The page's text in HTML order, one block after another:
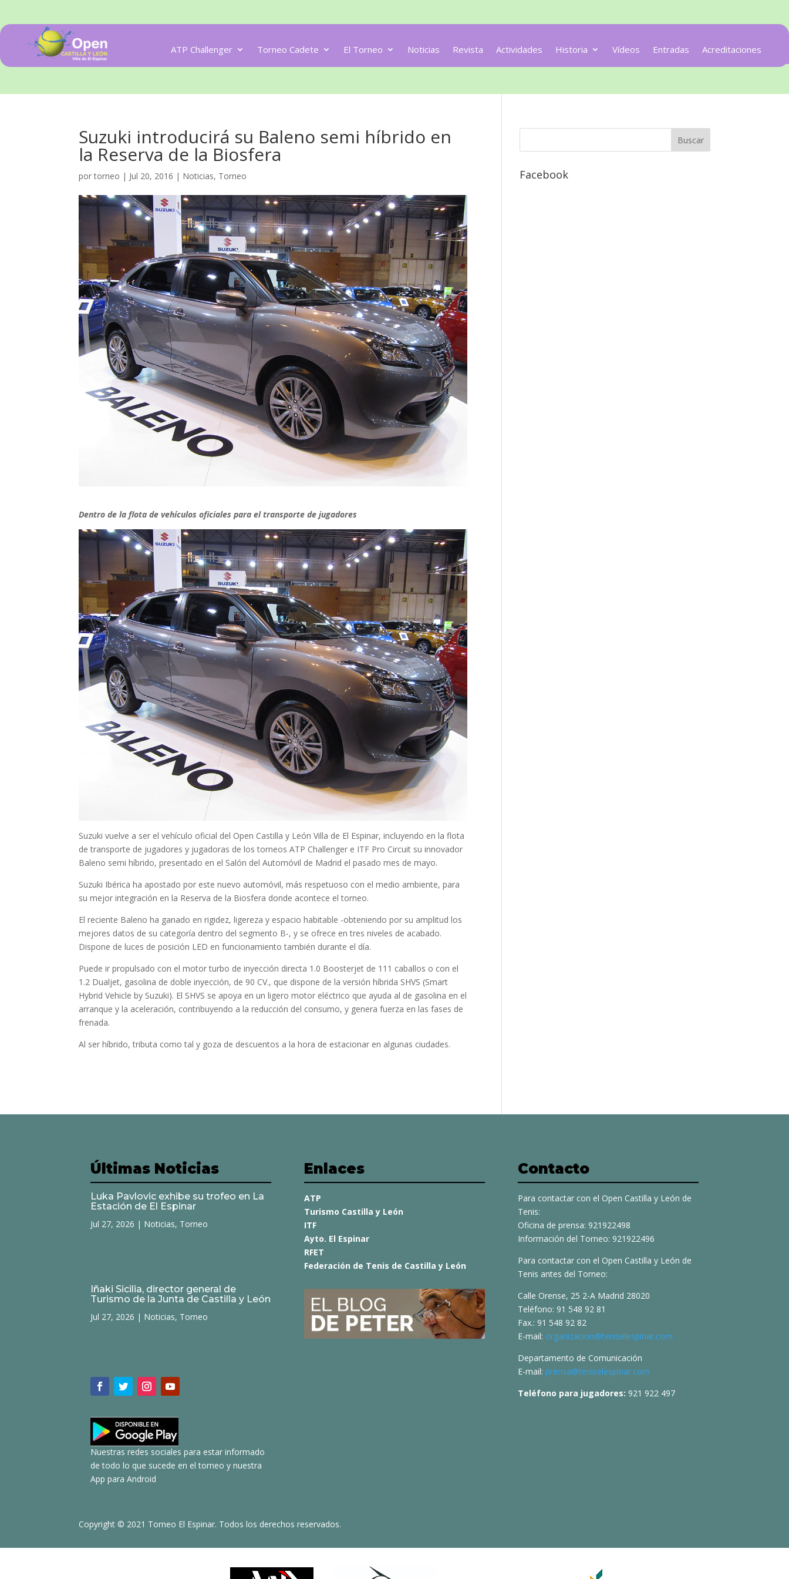
ATP Challenger Torneo Cadete El Torneo Noticias Revista Actividades Historia Vídeos Entradas Acreditaciones
Suzuki introducirá su Baleno semi híbrido en
la Reserva de la Biosfera
portorneo | Jul 20, 2016 | Noticias, Torneo
Dentro de la flota de vehículos oficiales para el transporte de jugadores
Suzuki vuelve a ser el vehículo oficial del Open Castilla y León Villa de El Espinar, incluyendo en la flota
de transporte de jugadores y jugadoras de los torneos ATP Challenger e ITF Pro Circuit su innovador
Baleno semi híbrido, presentado en el Salón del Automóvil de Madrid el pasado mes de mayo.
Suzuki Ibérica ha apostado por este nuevo automóvil, más respetuoso con el medio ambiente, para
su mejor integración en la Reserva de la Biosfera donde acontece el torneo.
El reciente Baleno ha ganado en rigidez, ligereza y espacio habitable -obteniendo por su amplitud los
mejores datos de su categoría dentro del segmento B-, y se ofrece en tres niveles de acabado.
Dispone de luces de posición LED en funcionamiento también durante el día.
Puede ir propulsado con el motor turbo de inyección directa 1.0 Boosterjet de 111 caballos o con el
1.2 Dualjet, gasolina de doble inyección, de 90 CV., que dispone de la versión híbrida SHVS (Smart
Hybrid Vehicle by Suzuki). El SHVS se apoya en un ligero motor eléctrico que ayuda al de gasolina en el
arranque y la aceleración, contribuyendo a la reducción del consumo, y genera fuerza en las fases de
frenada.
Al ser híbrido, tributa como tal y goza de descuentos a la hora de estacionar en algunas ciudades.
Facebook
Últimas Noticias
Luka Pavlovic exhibe su trofeo en La
Estación de El Espinar
Jul 27, 2026 | Noticias, Torneo
Iñaki Sicilia, director general de
Turismo de la Junta de Castilla y León
Jul 27, 2026 | Noticias, Torneo
Nuestras redes sociales para estar informado
de todo lo que sucede en el torneo y nuestra
App para Android
Enlaces
ATP
Turismo Castilla y León
ITF
Ayto. El Espinar
RFET
Federación de Tenis de Castilla y León
Contacto
Para contactar con el Open Castilla y León de
Tenis:
Oficina de prensa: 921922498
Información del Torneo: 921922496
Para contactar con el Open Castilla y León de
Tenis antes del Torneo:
Calle Orense, 25 2-A Madrid 28020
Teléfono: 91 548 92 81
Fax.: 91 548 92 82
E-mail: organizacion@teniselespinar.com
Departamento de Comunicación
E-mail: prensa@teniselespinar.com
Teléfono para jugadores: 921 922 497
Copyright © 2021 Torneo El Espinar. Todos los derechos reservados.